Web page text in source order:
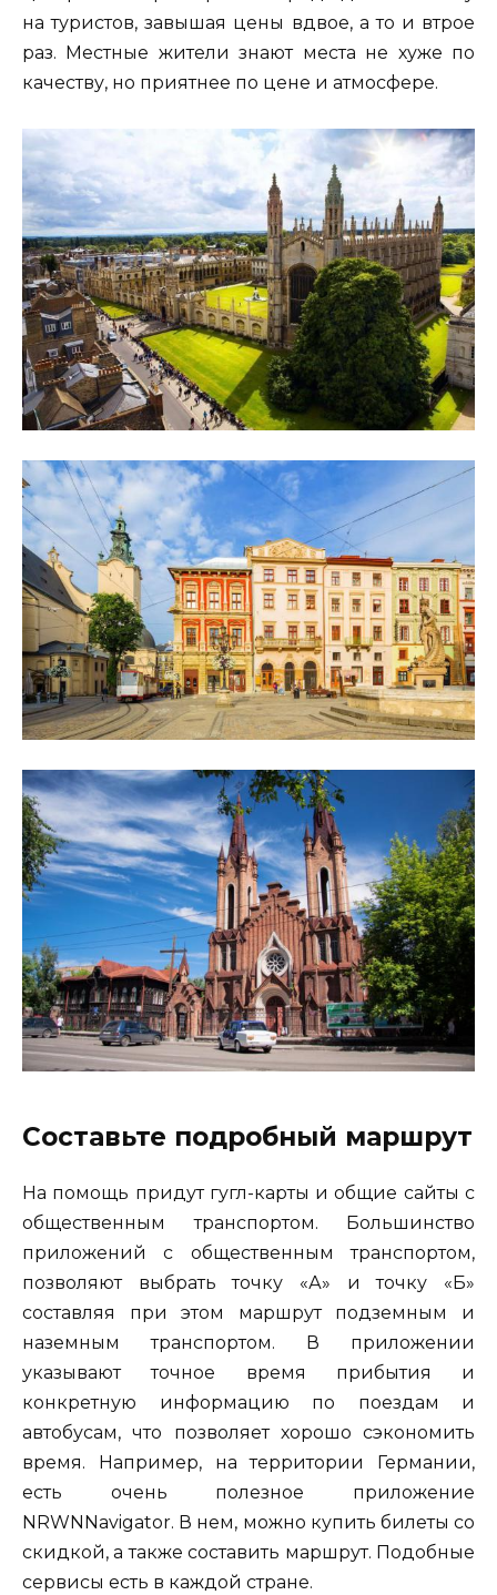
на туристов, завышая цены вдвое, а то и втрое
раз. Местные жители знают места не хуже по
качеству, но приятнее по цене и атмосфере.
Составьте подробный маршрут
На помощь придут гугл-карты и общие сайты с
общественным транспортом. Большинство
приложений с общественным транспортом,
позволяют выбрать точку «А» и точку «Б»
составляя при этом маршрут подземным и
наземным транспортом. В приложении
указывают точное время прибытия и
конкретную информацию по поездам и
автобусам, что позволяет хорошо сэкономить
время. Например, на территории Германии,
есть очень полезное приложение
NRWNNavigator. В нем, можно купить билеты со
скидкой, а также составить маршрут. Подобные
сервисы есть в каждой стране.